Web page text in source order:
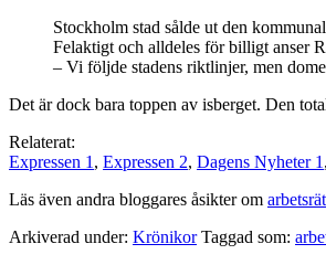
Stockholm stad sålde ut den
Felaktigt och alldeles för billigt anser
– Vi följde stadens riktlinjer, men
Det är dock bara toppen av isberget. Den
Relaterat:
Expressen 1 , Expressen 2, Dagens Nyheter 1 ,
Läs även andra bloggares åsikter om
Arkiverad under: Krönikor Taggad som: